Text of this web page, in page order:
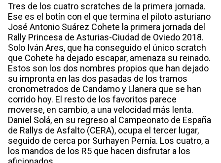
Tres de los cuatro scratches de la primera jornada.
Ese es el botín con el que termina el piloto asturiano
José Antonio Suárez Cohete la primera jornada del
Rally Princesa de Asturias-Ciudad de Oviedo 2018.
Solo Iván Ares, que ha conseguido el único scratch
que Cohete ha dejado escapar, amenaza su reinado.
Estos son los dos nombres propios que han dejado
su impronta en las dos pasadas de los tramos
cronometrados de Candamo y Llanera que se han
corrido hoy. El resto de los favoritos parece
moverse, en cambio, a una velocidad más lenta.
Daniel Solá, en su regreso al Campeonato de España
de Rallys de Asfalto (CERA), ocupa el tercer lugar,
seguido de cerca por Surhayen Pernía. Los cuatro, a
los mandos de los R5 que hacen disfrutar a los